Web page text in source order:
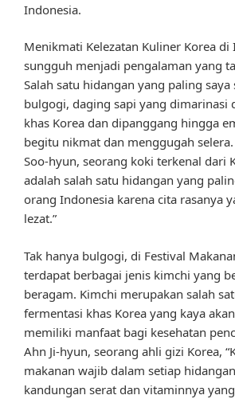
Indonesia.
Menikmati Kelezatan Kuliner Korea di
sungguh menjadi pengalaman yang
Salah satu hidangan yang paling saya
bulgogi, daging sapi yang dimarinasi
khas Korea dan dipanggang hingga
begitu nikmat dan menggugah
Soo-hyun, seorang koki terkenal dari
adalah salah satu hidangan yang
orang Indonesia karena cita rasanya
lezat.”
Tak hanya bulgogi, di Festival
terdapat berbagai jenis kimchi yang
beragam. Kimchi merupakan salah
fermentasi khas Korea yang kaya
memiliki manfaat bagi kesehatan
Ahn Ji-hyun, seorang ahli gizi Korea,
makanan wajib dalam setiap
kandungan serat dan vitaminnya